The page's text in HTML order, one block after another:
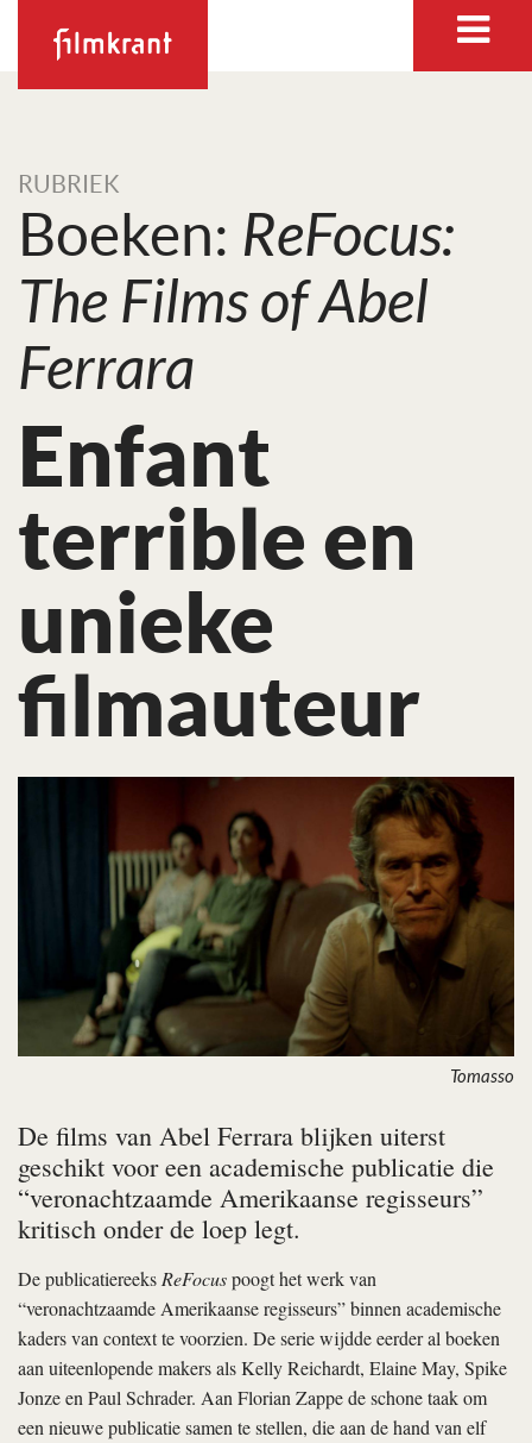
RUBRIEK
Boeken: ReFocus:
The Films of Abel
Ferrara
Enfant
terrible en
unieke
filmauteur
Tomasso
De films van Abel Ferrara blijken uiterst
geschikt voor een academische publicatie die
“veronacht­zaamde Amerikaanse regisseurs”
kritisch onder de loep legt.
De publicatiereeksReFocuspoogt het werk van
“veronachtzaamde Amerikaanse regisseurs” binnen academische
kaders van context te voorzien. De serie wijdde eerder al boeken
aan uiteenlopende makers als Kelly Reichardt, Elaine May, Spike
Jonze en Paul Schrader. Aan Florian Zappe de schone taak om
een nieuwe publicatie samen te stellen, die aan de hand van elf